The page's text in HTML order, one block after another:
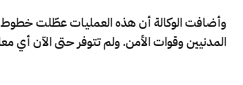
وأضافت الوكالة أن هذه العمليات عطّلت
المدنيين وقوات الأمن. ولم تتوفر حتى الآن أي